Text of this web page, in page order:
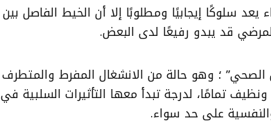
يعد سلوكًا إيجابيًا ومطلوبًا إلا أن الخيط الفاصل بين
قد يبدو رفيعًا لدى البعض.
؛ وهو حالة من الانشغال المفرط والمتطرف
تمامًا، لدرجة تبدأ معها التأثيرات السلبية في
على حد سواء.